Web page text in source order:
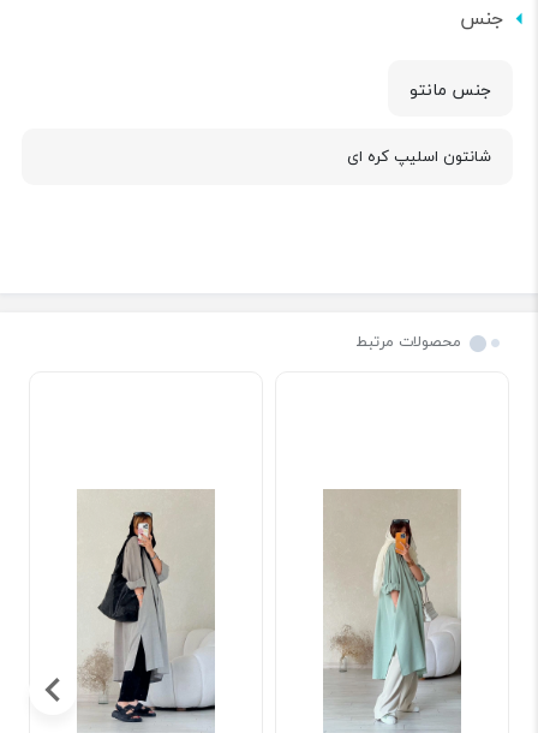
جنس
جنس مانتو
شانتون اسلیپ کره ای
محصولات مرتبط